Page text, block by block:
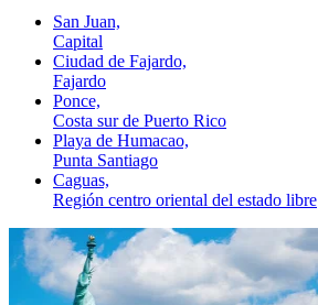
San Juan,
Capital
Ciudad de Fajardo,
Fajardo
Ponce,
Costa sur de Puerto Rico
Playa de Humacao,
Punta Santiago
Caguas,
Región centro oriental del estado libre